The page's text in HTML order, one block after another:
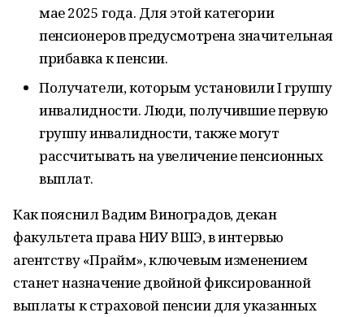
мае 2025 года. Для этой категории
пенсионеров предусмотрена значительная
прибавка к пенсии.
Получатели, которым установили I группу
инвалидности. Люди, получившие первую
группу инвалидности, также могут
рассчитывать на увеличение пенсионных
выплат.
Как пояснил Вадим Виноградов, декан
факультета права НИУ ВШЭ, в интервью
агентству «Прайм», ключевым изменением
станет назначение двойной фиксированной
выплаты к страховой пенсии для указанных